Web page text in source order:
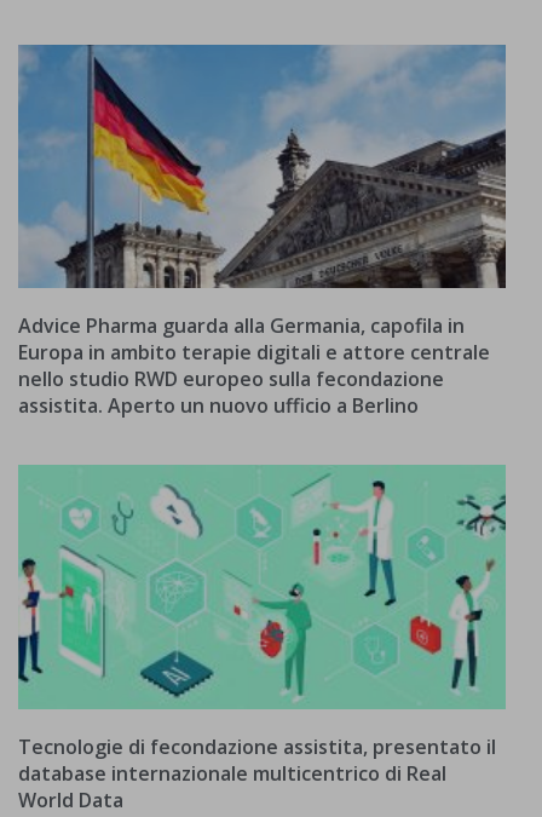
Advice Pharma guarda alla Germania, capofila in
Europa in ambito terapie digitali e attore centrale
nello studio RWD europeo sulla fecondazione
assistita. Aperto un nuovo ufficio a Berlino
Tecnologie di fecondazione assistita, presentato il
database internazionale multicentrico di Real
World Data